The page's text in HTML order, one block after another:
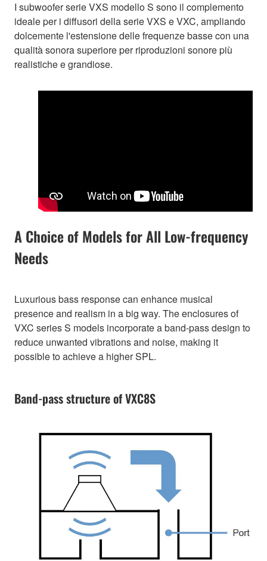
I subwoofer serie VXS modello S sono il complemento
ideale per i diffusori della serie VXS e VXC, ampliando
dolcemente l'estensione delle frequenze basse con una
qualità sonora superiore per riproduzioni sonore più
realistiche e grandiose.
A Choice of Models for All Low-frequency
Needs
Luxurious bass response can enhance musical
presence and realism in a big way. The enclosures of
VXC series S models incorporate a band-pass design to
reduce unwanted vibrations and noise, making it
possible to achieve a higher SPL.
Band-pass structure of VXC8S